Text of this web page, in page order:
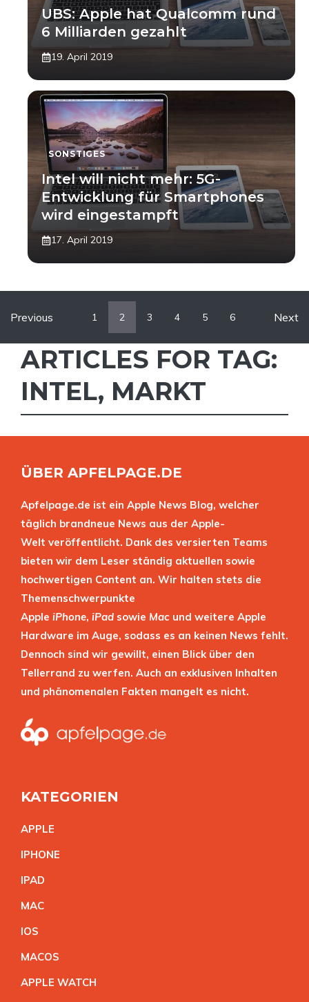
UBS: Apple hat Qualcomm rund
6 Milliarden gezahlt
19. April 2019
SONSTIGES
Intel will nicht mehr: 5G-
Entwicklung für Smartphones
wird eingestampft
17. April 2019
Previous 1 2 3 4 5 6 Next
ARTICLES FOR TAG:
INTEL, MARKT
ÜBER APFELPAGE.DE
Apfelpage.de ist ein Apple News Blog, welcher
täglich brandneue News aus der Apple-
Welt veröffentlicht. Dank des versierten Teams
bieten wir dem Leser ständig aktuellen sowie
hochwertigen Content an. Wir halten stets die
Themenschwerpunkte
Apple iPhone, iPad sowie Mac und weitere Apple
Hardware im Auge, sodass es an keinen News fehlt.
Dennoch sind wir gewillt, einen Blick über den
Tellerrand zu werfen. Auch an exklusiven Inhalten
und phänomenalen Fakten mangelt es nicht.
KATEGORIEN
APPLE
IPHONE
IPAD
MAC
IOS
MACOS
APPLE WATCH